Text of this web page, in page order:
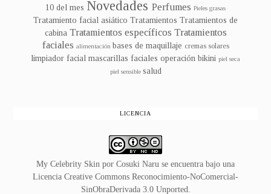
10 del mes Novedades Perfumes Pieles grasas
Tratamiento facial asiático Tratamientos Tratamientos de
cabina Tratamientos específicos Tratamientos
faciales alimentación bases de maquillaje cremas solares
limpiador facial mascarillas faciales operación bikini piel seca
piel sensible salud
LICENCIA
My Celebrity Skin por Cosuki Naru se encuentra bajo una
Licencia Creative Commons Reconocimiento-NoComercial-
SinObraDerivada 3.0 Unported.